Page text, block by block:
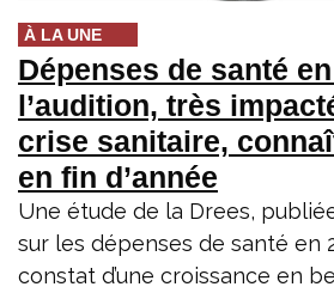
À LA UNE
Dépenses de santé
l’audition, très
crise sanitaire,
en fin d’année
Une étude de la Drees,
sur les dépenses de santé en
constat d’une croissance en